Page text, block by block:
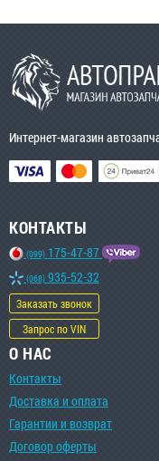
Интернет-магазин
КОНТАКТЫ
(099) 175-47-87
(068) 935-52-32
Заказать звонок
Запрос по VIN
О НАС
Контакты
Доставка и оплата
Гарантии и возврат
Договор оферты